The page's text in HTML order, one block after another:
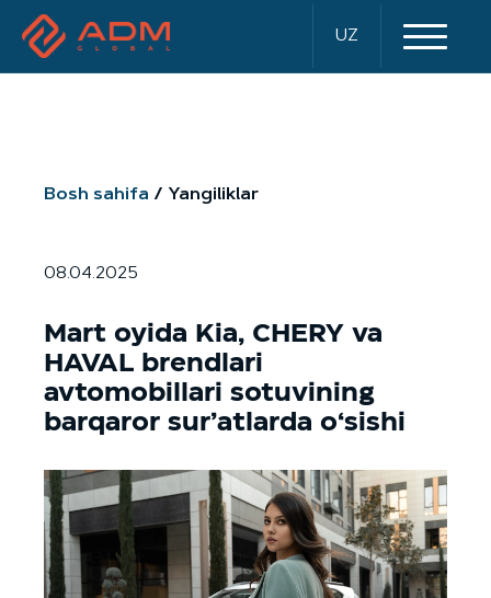
UZ
Bosh sahifa Yangiliklar
08.04.2025
Mart oyida Kia, CHERY va
HAVAL brendlari
avtomobillari sotuvining
barqaror sur’atlarda o‘sishi